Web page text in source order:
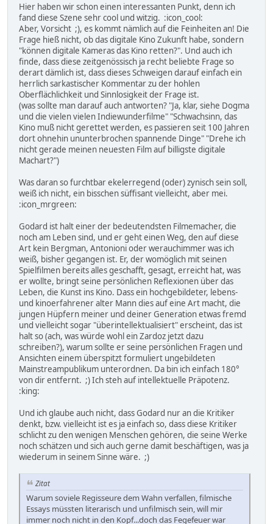
Hier haben wir schon einen interessanten Punkt, denn ich
fand diese Szene sehr cool und witzig. :icon_cool:
Aber, Vorsicht ;), es kommt nämlich auf die Feinheiten an! Die
Frage hieß nicht, ob das digitale Kino Zukunft habe, sondern
"können digitale Kameras das Kino retten?". Und auch ich
finde, dass diese zeitgenössisch ja recht beliebte Frage so
derart dämlich ist, dass dieses Schweigen darauf einfach ein
herrlich sarkastischer Kommentar zu der hohlen
Oberflächlichkeit und Sinnlosigkeit der Frage ist.
(was sollte man darauf auch antworten? "Ja, klar, siehe Dogma
und die vielen vielen Indiewunderfilme" "Schwachsinn, das
Kino muß nicht gerettet werden, es passieren seit 100 Jahren
dort ohnehin ununterbrochen spannende Dinge" "Drehe ich
nicht gerade meinen neuesten Film auf billigste digitale
Machart?")
Was daran so furchtbar ekelerregend (oder) zynisch sein soll,
weiß ich nicht, ein bisschen süffisant vielleicht, aber mei.
:icon_mrgreen:
Godard ist halt einer der bedeutendsten Filmemacher, die
noch am Leben sind, und er geht einen Weg, den auf diese
Art kein Bergman, Antonioni oder werauchimmer was ich
weiß, bisher gegangen ist. Er, der womöglich mit seinen
Spielfilmen bereits alles geschafft, gesagt, erreicht hat, was
er wollte, bringt seine persönlichen Reflexionen über das
Leben, die Kunst ins Kino. Dass ein hochgebildeter, lebens-
und kinoerfahrener alter Mann dies auf eine Art macht, die
jungen Hüpfern meiner und deiner Generation etwas fremd
und vielleicht sogar "überintellektualisiert" erscheint, das ist
halt so (ach, was würde wohl ein Zardoz jetzt dazu
schreiben?), warum sollte er seine persönlichen Fragen und
Ansichten einem überspitzt formuliert ungebildeten
Mainstreampublikum unterordnen. Da bin ich einfach 180°
von dir entfernt. ;) Ich steh auf intellektuelle Präpotenz.
:king:
Und ich glaube auch nicht, dass Godard nur an die Kritiker
denkt, bzw. vielleicht ist es ja einfach so, dass diese Kritiker
schlicht zu den wenigen Menschen gehören, die seine Werke
noch schätzen und sich auch gerne damit beschäftigen, was ja
wiederum in seinem Sinne wäre. ;)
Zitat
Warum soviele Regisseure dem Wahn verfallen, filmische
Essays müssten literarisch und unfilmisch sein, will mir
immer noch nicht in den Kopf...doch das Fegefeuer war